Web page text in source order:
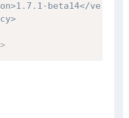
beta14</
>